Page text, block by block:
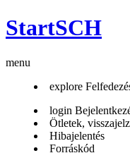
StartSCH
menu
explore
login
Ötletek,
Hibajelentés
Forráskód